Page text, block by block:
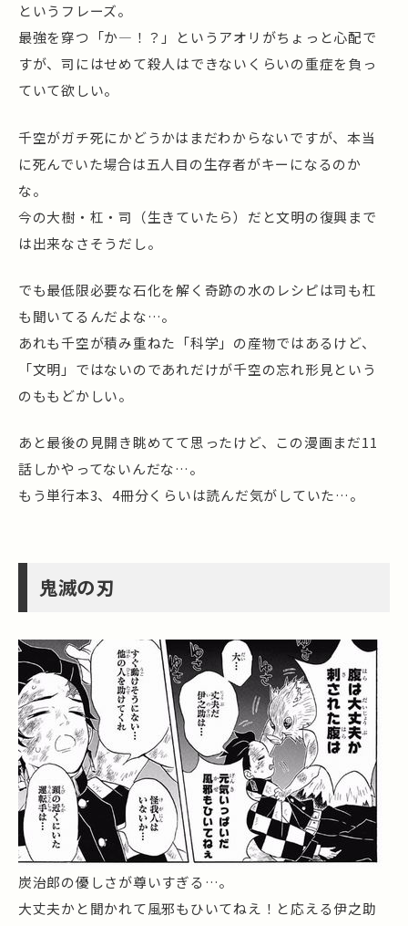
というフレーズ。
最強を穿つ「か―！？」というアオリがちょっと心配で
すが、司にはせめて殺人はできないくらいの重症を負っ
ていて欲しい。
千空がガチ死にかどうかはまだわからないですが、本当
に死んでいた場合は五人目の生存者がキーになるのか
な。
今の大樹・杠・司（生きていたら）だと文明の復興まで
は出来なさそうだし。
でも最低限必要な石化を解く奇跡の水のレシピは司も杠
も聞いてるんだよな…。
あれも千空が積み重ねた「科学」の産物ではあるけど、
「文明」ではないのであれだけが千空の忘れ形見という
のももどかしい。
あと最後の見開き眺めてて思ったけど、この漫画まだ11
話しかやってないんだな…。
もう単行本3、4冊分くらいは読んだ気がしていた…。
鬼滅の刃
炭治郎の優しさが尊いすぎる…。
大丈夫かと聞かれて風邪もひいてねえ！と応える伊之助